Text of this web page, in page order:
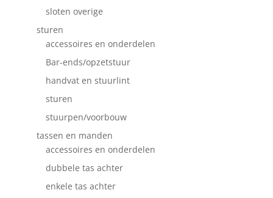
sloten overige
sturen
accessoires en onderdelen
Bar-ends/opzetstuur
handvat en stuurlint
sturen
stuurpen/voorbouw
tassen en manden
accessoires en onderdelen
dubbele tas achter
enkele tas achter